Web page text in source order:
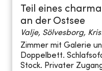
Teil eines
an der Ostsee
Valje, Sölvesborg,
Zimmer mit Galerie
Doppelbett.
Stock. Privater